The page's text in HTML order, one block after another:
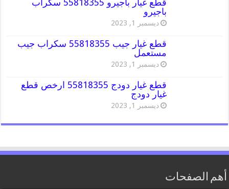
قطع غيار باجيرو 55818355 سكراب
باجيرو
ديسمبر 1, 2023
قطع غيار جيب 55818355 سكراب جيب
مستعمل
ديسمبر 1, 2023
قطع غيار دودج 55818355 ارخص قطع
غيار دودج
ديسمبر 1, 2023
أهم الصفحات